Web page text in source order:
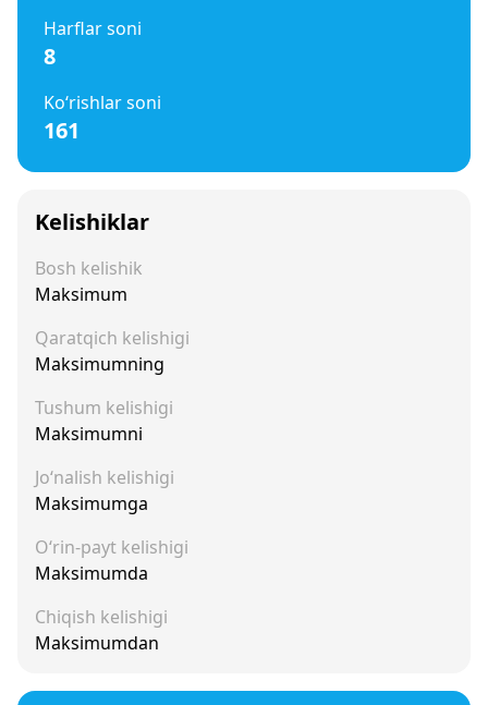
Harflar soni
8
Ko‘rishlar soni
161
Kelishiklar
Bosh kelishik
Maksimum
Qaratqich kelishigi
Maksimumning
Tushum kelishigi
Maksimumni
Jo‘nalish kelishigi
Maksimumga
O‘rin-payt kelishigi
Maksimumda
Chiqish kelishigi
Maksimumdan